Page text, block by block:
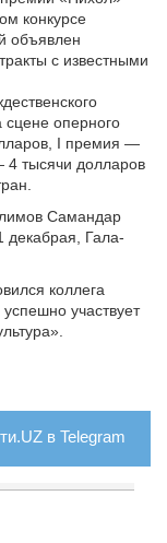
конкурсе
объявлен
с известными
сцене оперного
I премия —
тысячи долларов
Самандар
декабрая, Гала-
коллега
участвует
в Telegram